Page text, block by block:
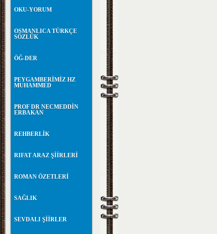
OKU-YORUM
OSMANLICA TÜRKÇE
SÖZLÜK
ÖĞ-DER
PEYGAMBERİMİZ HZ
MUHAMMED
PROF DR NECMEDDİN
ERBAKAN
REHBERLİK
RIFAT ARAZ ŞİİRLERİ
ROMAN ÖZETLERİ
SAĞLIK
SEVDALI ŞİİRLER